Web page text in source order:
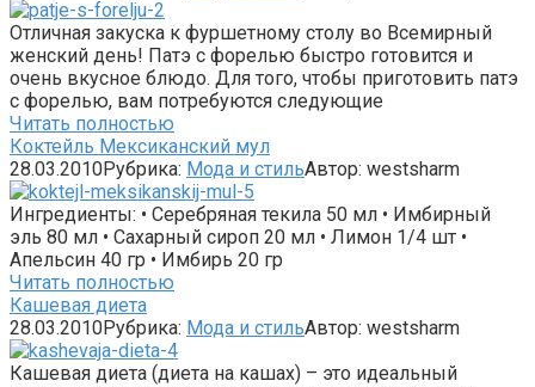
Отличная закуска к фуршетному столу во Всемирный
женский день! Патэ с форелью быстро готовится и
очень вкусное блюдо. Для того, чтобы приготовить патэ
с форелью, вам потребуются следующие
Читать полностью
Коктейль Мексиканский мул
28.03.2010Рубрика: Мода и стильАвтор: westsharm
Ингредиенты: • Серебряная текила 50 мл • Имбирный
эль 80 мл • Сахарный сироп 20 мл • Лимон 1/4 шт •
Апельсин 40 гр • Имбирь 20 гр
Читать полностью
Кашевая диета
28.03.2010Рубрика: Мода и стильАвтор: westsharm
Кашевая диета (диета на кашах) – это идеальный